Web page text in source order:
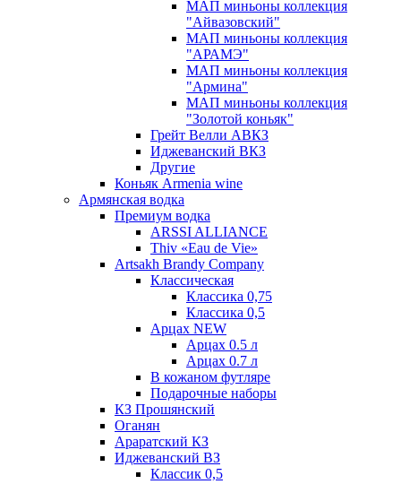
МАП миньоны коллекция
"Айвазовский"
МАП миньоны коллекция
"АРАМЭ"
МАП миньоны коллекция
"Армина"
МАП миньоны коллекция
"Золотой коньяк"
Грейт Велли АВКЗ
Иджеванский ВКЗ
Другие
Коньяк Armenia wine
Армянская водка
Премиум водка
ARSSI ALLIANCE
Thiv «Eau de Vie»
Artsakh Brandy Company
Классическая
Классика 0,75
Классика 0,5
Арцах NEW
Арцах 0.5 л
Арцах 0.7 л
В кожаном футляре
Подарочные наборы
КЗ Прошянский
Оганян
Араратский КЗ
Иджеванский ВЗ
Классик 0,5